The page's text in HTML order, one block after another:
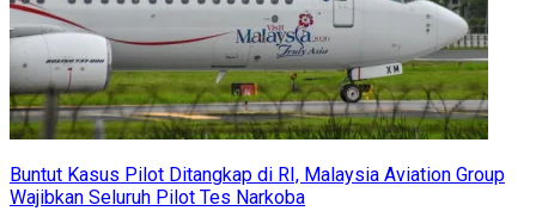
Buntut Kasus Pilot Ditangkap di RI, Malaysia Aviation Group
Wajibkan Seluruh Pilot Tes Narkoba